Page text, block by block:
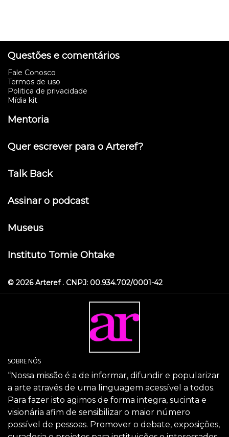
Questões e comentários
Fale Conosco
Termos de uso
Politica de privacidade
Mídia kit
Mentoria
Quer escrever para o Arteref?
Talk Back
Assinar o podcast
Museus
Instituto Tomie Ohtake
© 2026 Arteref . CNPJ: 00.934.702/0001-42
SOBRE NÓS
“Nossa missão é a de informar, difundir e popularizar
a arte através de uma linguagem acessível a todos.
Para fazer isto agimos de forma integra, sucinta e
visionária afim de sensibilizar o maior número
possível de pessoas. Promover o debate, exposições,